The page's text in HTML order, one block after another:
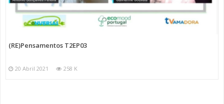
(RE)Pensamentos T2EP03
20 Abril 2021 258 K